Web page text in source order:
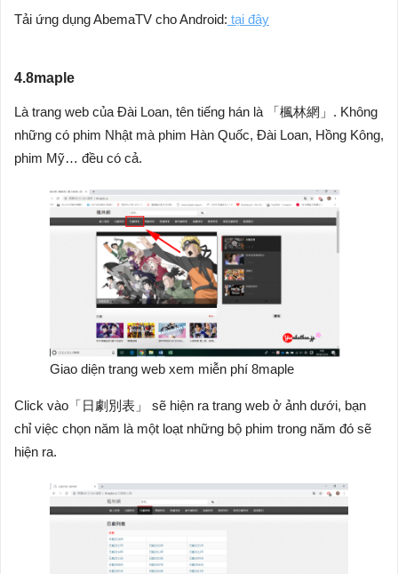
Tải ứng dụng AbemaTV cho Android: tại đây
4.8maple
Là trang web của Đài Loan, tên tiếng hán là 「楓林網」. Không
những có phim Nhật mà phim Hàn Quốc, Đài Loan, Hồng Kông,
phim Mỹ… đều có cả.
Giao diện trang web xem miễn phí 8maple
Click vào「日劇別表」 sẽ hiện ra trang web ở ảnh dưới, bạn
chỉ việc chọn năm là một loạt những bộ phim trong năm đó sẽ
hiện ra.